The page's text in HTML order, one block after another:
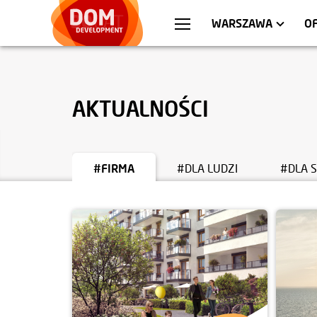
WARSZAWA
WROCŁAW
MIESZKANIA
AKTUALNOŚCI
#FIRMA #DLA LUDZI #DLA